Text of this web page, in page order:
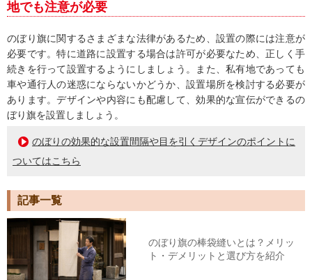
地でも注意が必要
のぼり旗に関するさまざまな法律があるため、設置の際には注意が
必要です。特に道路に設置する場合は許可が必要なため、正しく手
続きを行って設置するようにしましょう。また、私有地であっても
車や通行人の迷惑にならないかどうか、設置場所を検討する必要が
あります。デザインや内容にも配慮して、効果的な宣伝ができるの
ぼり旗を設置しましょう。
のぼりの効果的な設置間隔や目を引くデザインのポイントに
ついてはこちら
記事一覧
のぼり旗の棒袋縫いとは？メリッ
ト・デメリットと選び方を紹介